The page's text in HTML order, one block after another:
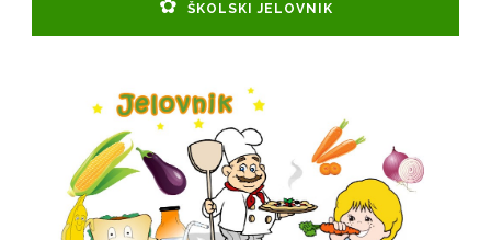
ŠKOLSKI JELOVNIK